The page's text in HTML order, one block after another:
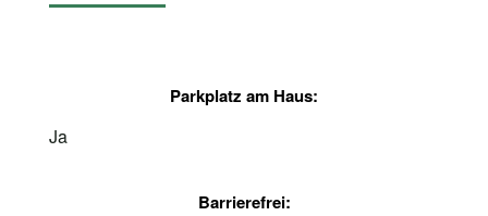
Parkplatz am Haus:
Ja
Barrierefrei: